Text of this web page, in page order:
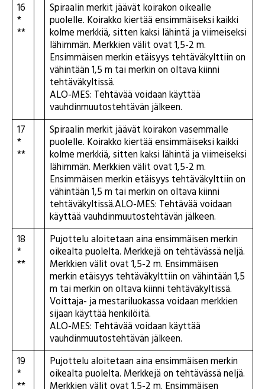
16
*
**
Spiraalin merkit jäävät koirakon oikealle
puolelle. Koirakko kiertää ensimmäiseksi kaikki
kolme merkkiä, sitten kaksi lähintä ja viimeiseksi
lähimmän. Merkkien välit ovat 1,5-2 m.
Ensimmäisen merkin etäisyys tehtäväkylttiin on
vähintään 1,5 m tai merkin on oltava kiinni
tehtäväkyltissä.
ALO-MES: Tehtävää voidaan käyttää
vauhdinmuutostehtävän jälkeen.
17
*
**
Spiraalin merkit jäävät koirakon vasemmalle
puolelle. Koirakko kiertää ensimmäiseksi kaikki
kolme merkkiä, sitten kaksi lähintä ja viimeiseksi
lähimmän. Merkkien välit ovat 1,5-2 m.
Ensimmäisen merkin etäisyys tehtäväkylttiin on
vähintään 1,5 m tai merkin on oltava kiinni
tehtäväkyltissä.ALO-MES: Tehtävää voidaan
käyttää vauhdinmuutostehtävän jälkeen.
18
*
**
Pujottelu aloitetaan aina ensimmäisen merkin
oikealta puolelta. Merkkejä on tehtävässä neljä.
Merkkien välit ovat 1,5-2 m. Ensimmäisen
merkin etäisyys tehtäväkylttiin on vähintään 1,5
m tai merkin on oltava kiinni tehtäväkyltissä.
Voittaja- ja mestariluokassa voidaan merkkien
sijaan käyttää henkilöitä.
ALO-MES: Tehtävää voidaan käyttää
vauhdinmuutostehtävän jälkeen.
19
*
Pujottelu aloitetaan aina ensimmäisen merkin
oikealta puolelta. Merkkejä on tehtävässä neljä.